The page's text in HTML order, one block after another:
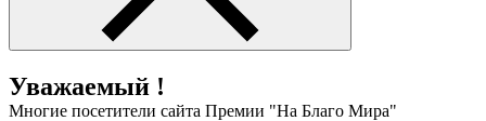
Уважаемый !
Многие посетители сайта Премии "На Благо Мира"